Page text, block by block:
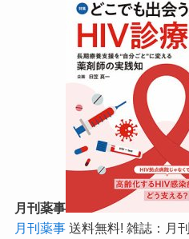
月刊薬事
月刊薬事送料無料! 雑誌：月